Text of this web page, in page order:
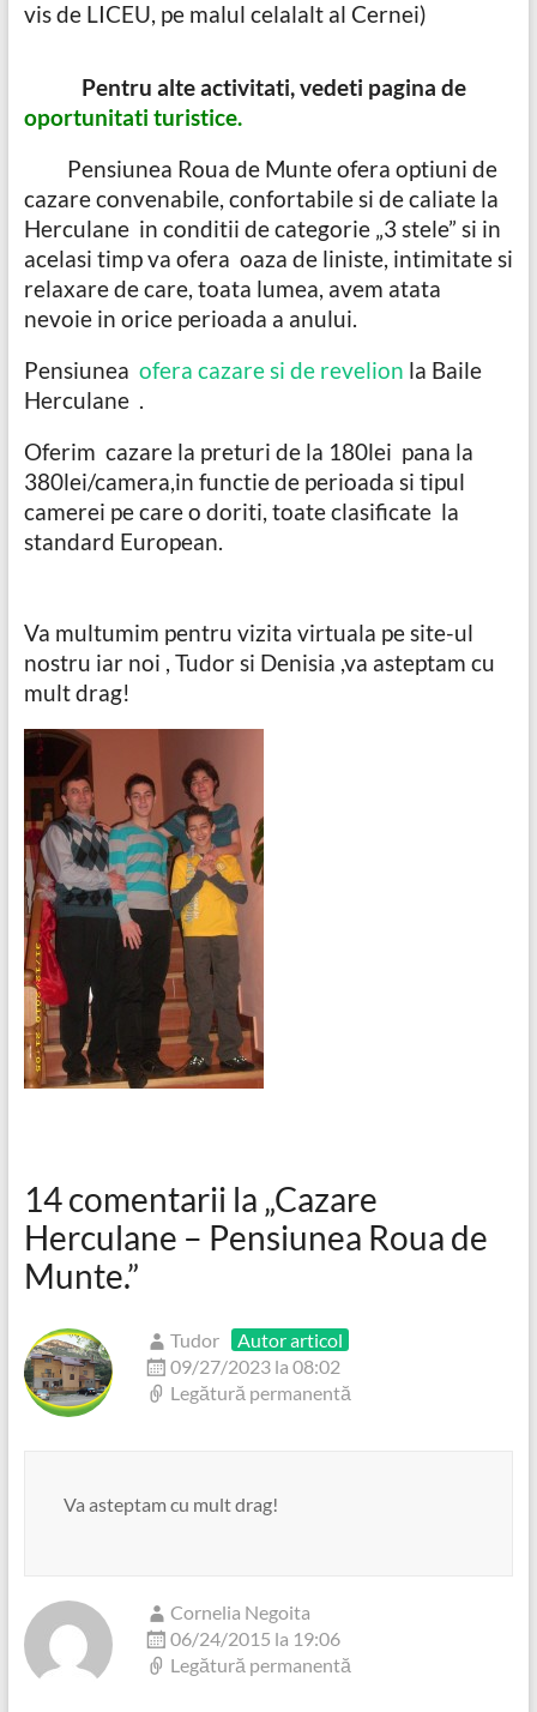
vis de LICEU, pe malul celalalt al Cernei)
Pentru alte activitati, vedeti pagina de
oportunitati turistice.
Pensiunea Roua de Munte ofera optiuni de
cazare convenabile, confortabile si de caliate la
Herculane in conditii de categorie „3 stele” si in
acelasi timp va ofera oaza de liniste, intimitate si
relaxare de care, toata lumea, avem atata
nevoie in orice perioada a anului.
Pensiunea ofera cazare si de revelion la Baile
Herculane .
Oferim cazare la preturi de la 180lei pana la
380lei/camera,in functie de perioada si tipul
camerei pe care o doriti, toate clasificate la
standard European.
Va multumim pentru vizita virtuala pe site-ul
nostru iar noi , Tudor si Denisia ,va asteptam cu
mult drag!
14 comentarii la „Cazare
Herculane – Pensiunea Roua de
Munte.”
Tudor
Autor articol
09/27/2023 la 08:02
Legătură permanentă
Va asteptam cu mult drag!
Cornelia Negoita
06/24/2015 la 19:06
Legătură permanentă